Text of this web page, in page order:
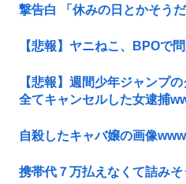
撃告白 「休みの日とかそう
【悲報】ヤニねこ、BPOで
【悲報】週間少年ジャンプ
全てキャンセルした女逮捕
自殺したキャバ嬢の画像www
携帯代７万払えなくて詰み